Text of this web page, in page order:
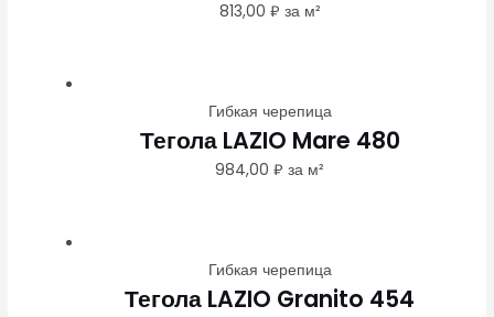
813,00 ₽ за м²
Гибкая черепица
Тегола LAZIO Mare 480
984,00₽ за м²
Гибкая черепица
Тегола LAZIO Granito 454